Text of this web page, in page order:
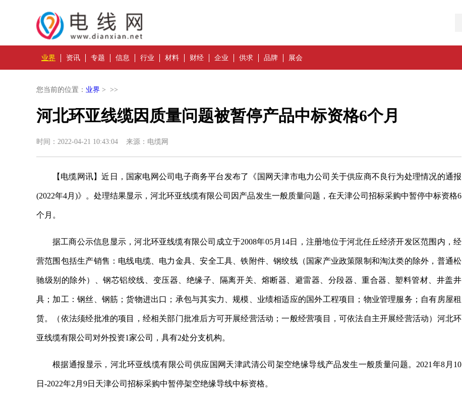
业界 资讯 专题 信息 行业 材料 财经 企业 供求 品牌 展会
您当前的位置： 业界 > >>
河北环亚线缆因质量问题被暂停产品中标资格6个月
时间：2022-04-21 10:43:04 来源：电缆网
【电缆网讯】近日，国家电网公司电子商务平台发布了《国网天津市电力公司关于供应商不良行为处理情况的通报
(2022年4月)》。处理结果显示，河北环亚线缆有限公司因产品发生一般质量问题，在天津公司招标采购中暂停中标资格6
个月。
据工商公示信息显示，河北环亚线缆有限公司成立于2008年05月14日，注册地位于河北任丘经济开发区范围内，经
营范围包括生产销售：电线电缆、电力金具、安全工具、铁附件、钢绞线（国家产业政策限制和淘汰类的除外，普通松
驰级别的除外）、钢芯铝绞线、变压器、绝缘子、隔离开关、熔断器、避雷器、分段器、重合器、塑料管材、井盖井
具；加工：钢丝、钢筋；货物进出口；承包与其实力、规模、业绩相适应的国外工程项目；物业管理服务；自有房屋租
赁。（依法须经批准的项目，经相关部门批准后方可开展经营活动；一般经营项目，可依法自主开展经营活动）河北环
亚线缆有限公司对外投资1家公司，具有2处分支机构。
根据通报显示，河北环亚线缆有限公司供应国网天津武清公司架空绝缘导线产品发生一般质量问题。2021年8月10
日-2022年2月9日天津公司招标采购中暂停架空绝缘导线中标资格。